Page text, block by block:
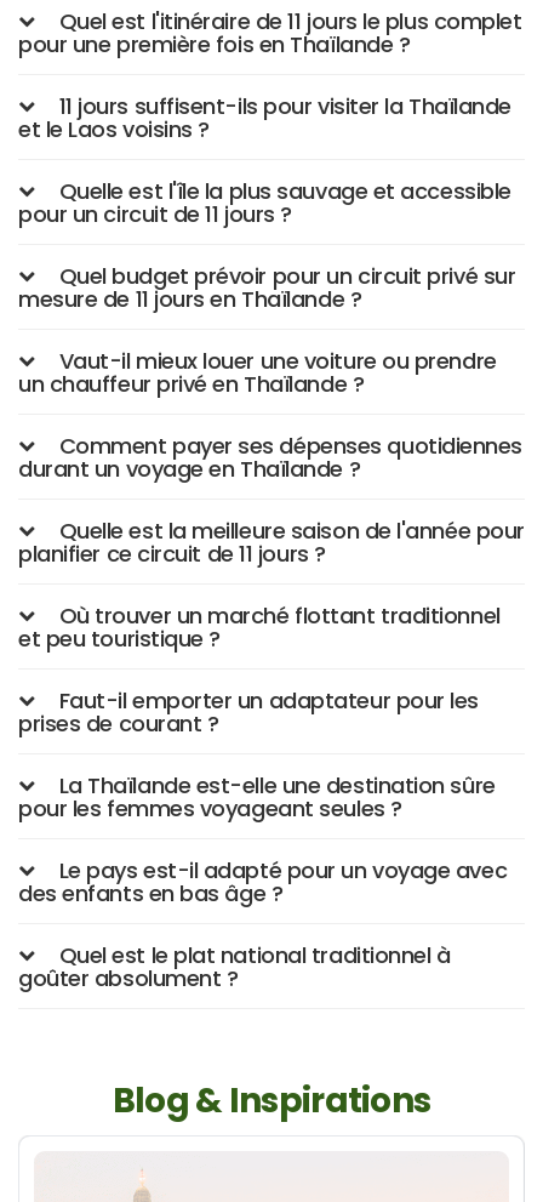
Quel est l'itinéraire de 11 jours le plus complet
pour une première fois en Thaïlande ?
11 jours suffisent-ils pour visiter la Thaïlande
et le Laos voisins ?
Quelle est l'île la plus sauvage et accessible
pour un circuit de 11 jours ?
Quel budget prévoir pour un circuit privé sur
mesure de 11 jours en Thaïlande ?
Vaut-il mieux louer une voiture ou prendre
un chauffeur privé en Thaïlande ?
Comment payer ses dépenses quotidiennes
durant un voyage en Thaïlande ?
Quelle est la meilleure saison de l'année pour
planifier ce circuit de 11 jours ?
Où trouver un marché flottant traditionnel
et peu touristique ?
Faut-il emporter un adaptateur pour les
prises de courant ?
La Thaïlande est-elle une destination sûre
pour les femmes voyageant seules ?
Le pays est-il adapté pour un voyage avec
des enfants en bas âge ?
Quel est le plat national traditionnel à
goûter absolument ?
Blog & Inspirations